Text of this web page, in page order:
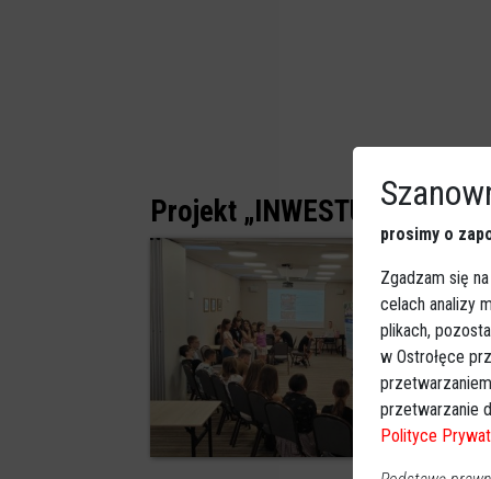
Projekt „INWESTUJ W
0
prosimy o
Zgadzam się
celach analizy
plikach,
w Ostrołęce
przetwarzanie
Polityce